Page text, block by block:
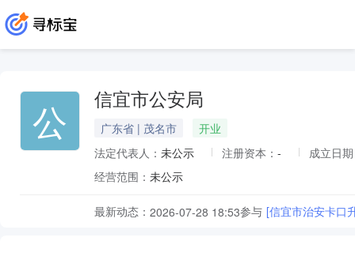
公 信宜市公安局
广东省 | 茂名市
开业
法定代表人： 未公示 注册资本： -
成立日
经营范围： 未公示
最新动态： 2026-07-28 18:53参与 [信宜市治安卡口